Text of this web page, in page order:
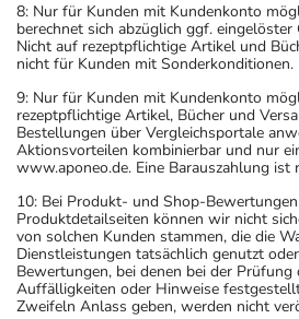
8: Nur für Kunden mit Kundenkonto
berechnet sich abzüglich ggf.
Nicht auf rezeptpflichtige Artikel und
nicht für Kunden mit Sonderkonditionen.
9: Nur für Kunden mit Kundenkonto
rezeptpflichtige Artikel, Bücher und
Bestellungen über Vergleichsportale
Aktionsvorteilen kombinierbar und nur
www.aponeo.de. Eine Barauszahlung ist
10: Bei Produkt- und Shop-
Produktdetailseiten können wir nicht
von solchen Kunden stammen, die die
Dienstleistungen tatsächlich genutzt
Bewertungen, bei denen bei der
Auffälligkeiten oder Hinweise
Zweifeln Anlass geben, werden nicht